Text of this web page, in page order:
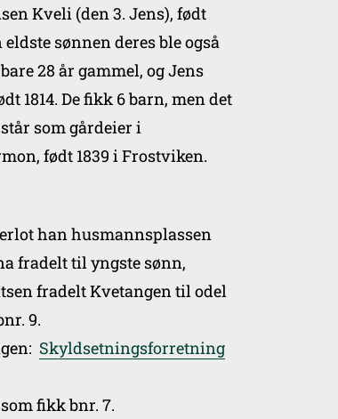
Kveli (den 3. Jens), født
sønnen deres ble også
28 år gammel, og Jens
1814. De fikk 6 barn, men det
som gårdeier i
født 1839 i Frostviken.
han husmannsplassen
fradelt til yngste sønn,
fradelt Kvetangen til odel
9.
Skyldsetningsforretning
fikk bnr. 7.